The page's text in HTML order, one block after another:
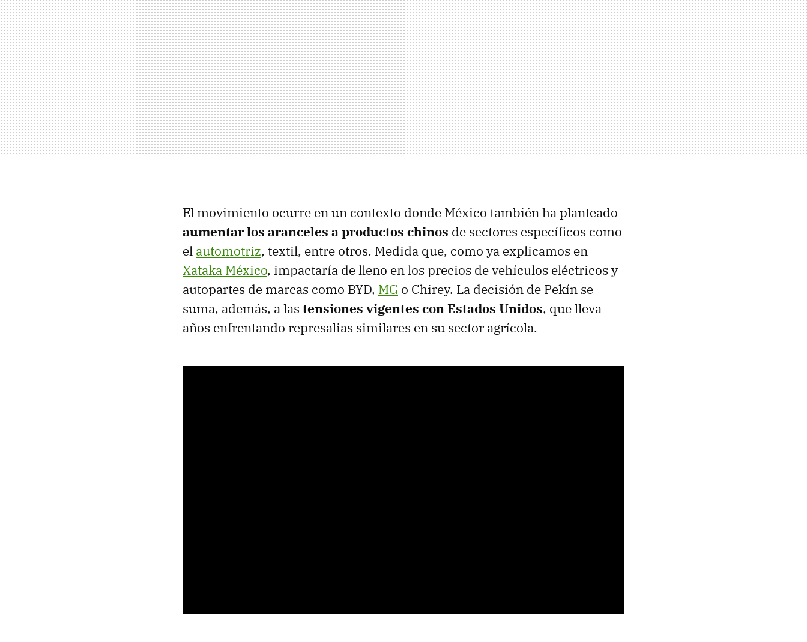
El movimiento ocurre en un contexto donde México también ha planteado
aumentar los aranceles a productos chinos de sectores específicos como
el automotriz, textil, entre otros. Medida que, como ya explicamos en
Xataka México, impactaría de lleno en los precios de vehículos eléctricos y
autopartes de marcas como BYD, MG o Chirey. La decisión de Pekín se
suma, además, a las tensiones vigentes con Estados Unidos, que lleva
años enfrentando represalias similares en su sector agrícola.